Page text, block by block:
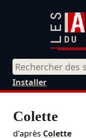
Installer
Colette
d'après Colette